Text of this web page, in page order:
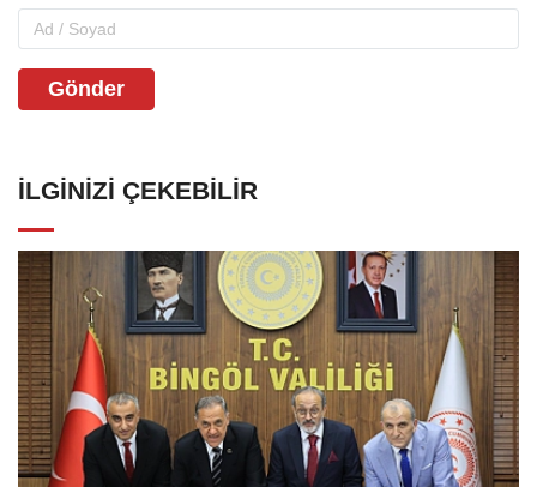
Gönder
İLGINIZI ÇEKEBILIR